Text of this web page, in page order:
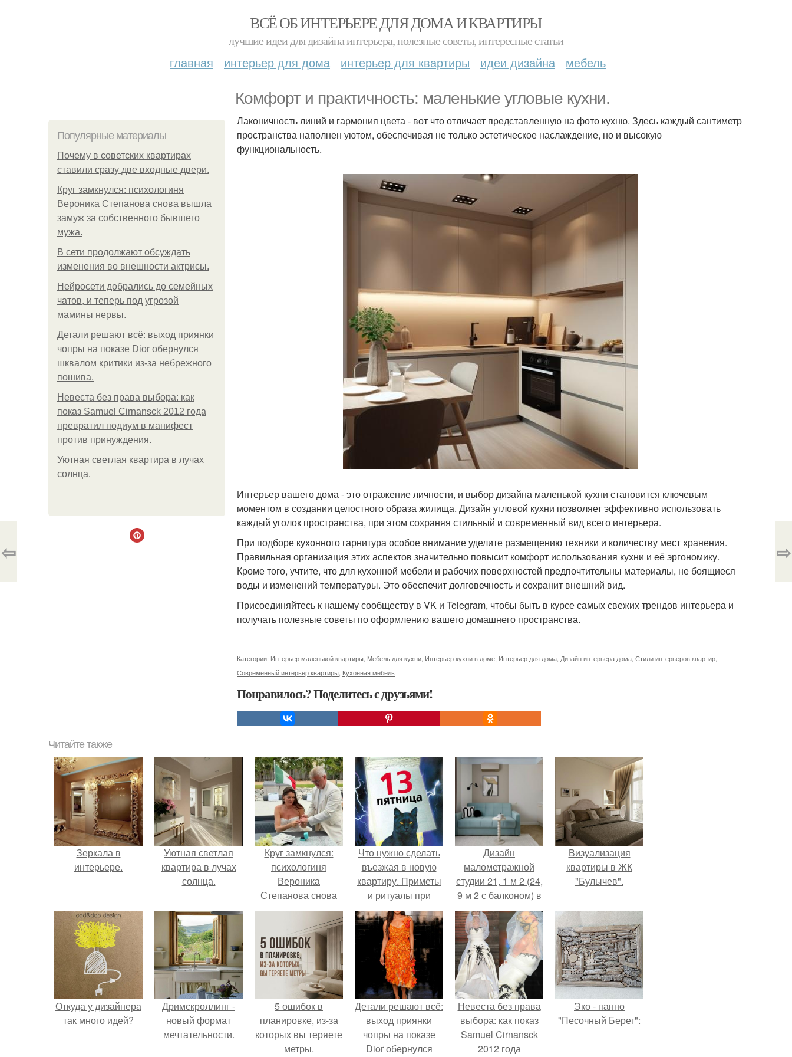
ВСЁ ОБ ИНТЕРЬЕРЕ ДЛЯ ДОМА И КВАРТИРЫ
лучшие идеи для дизайна интерьера, полезные советы, интересные статьи
главная интерьер для дома интерьер для квартиры идеи дизайна мебель
Комфорт и практичность: маленькие угловые кухни.
Популярные материалы
Почему в советских квартирах
ставили сразу две входные двери.
Круг замкнулся: психологиня
Вероника Степанова снова вышла
замуж за собственного бывшего
мужа.
В сети продолжают обсуждать
изменения во внешности актрисы.
Нейросети добрались до семейных
чатов, и теперь под угрозой
мамины нервы.
Детали решают всё: выход приянки
чопры на показе Dior обернулся
шквалом критики из-за небрежного
пошива.
Невеста без права выбора: как
показ Samuel Cirnansck 2012 года
превратил подиум в манифест
против принуждения.
Уютная светлая квартира в лучах
солнца.
Лаконичность линий и гармония цвета - вот что отличает представленную на фото кухню. Здесь каждый сантиметр
пространства наполнен уютом, обеспечивая не только эстетическое наслаждение, но и высокую
функциональность.
Интерьер вашего дома - это отражение личности, и выбор дизайна маленькой кухни становится ключевым
моментом в создании целостного образа жилища. Дизайн угловой кухни позволяет эффективно использовать
каждый уголок пространства, при этом сохраняя стильный и современный вид всего интерьера.
При подборе кухонного гарнитура особое внимание уделите размещению техники и количеству мест хранения.
Правильная организация этих аспектов значительно повысит комфорт использования кухни и её эргономику.
Кроме того, учтите, что для кухонной мебели и рабочих поверхностей предпочтительны материалы, не боящиеся
воды и изменений температуры. Это обеспечит долговечность и сохранит внешний вид.
Присоединяйтесь к нашему сообществу в VK и Telegram, чтобы быть в курсе самых свежих трендов интерьера и
получать полезные советы по оформлению вашего домашнего пространства.
Категории: Интерьер маленькой квартиры Мебель для кухни Интерьер кухни в доме Интерьер для дома Дизайн интерьера дома Стили интерьеров квартир
Современный интерьер квартиры Кухонная мебель
Понравилось? Поделитесь с друзьями!
⇦ ⇨
Читайте также
Зеркала в
интерьере.
Уютная светлая
квартира в лучах
солнца.
Круг замкнулся:
психологиня
Вероника
Степанова снова
вышла замуж за
собственного
бывшего мужа.
Что нужно сделать
въезжая в новую
квартиру. Приметы
и ритуалы при
новоселье
Дизайн
малометражной
студии 21, 1 м 2 (24,
9 м 2 с балконом) в
Краснодаре.
Визуализация
квартиры в ЖК
"Булычев".
Откуда у дизайнера
так много идей?
Дримскроллинг -
новый формат
мечтательности.
5 ошибок в
планировке, из-за
которых вы теряете
метры.
Детали решают всё:
выход приянки
чопры на показе
Dior обернулся
Невеста без права
выбора: как показ
Samuel Cirnansck
2012 года
Эко - панно
"Песочный Берег":